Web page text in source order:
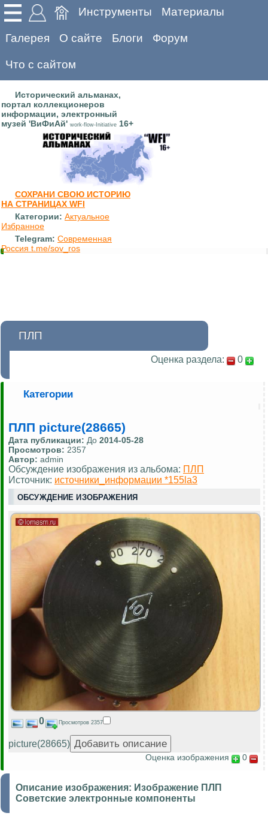
Инструменты Материалы
Галерея О сайте Блоги Форум
Что с сайтом
Исторический альманах,
портал коллекционеров
информации, электронный
музей 'ВиФиАй' work-flow-Initiative 16+
СОХРАНИ СВОЮ ИСТОРИЮ
НА СТРАНИЦАХ WFI
Категории: Актуальное
Избранное
Telegram: Современная
Россия t.me/sov_ros
ПЛП
Оценка раздела: 0
Категории
ПЛП picture(28665)
Дата публикации: До 2014-05-28
Просмотров: 2357
Автор: admin
Обсуждение изображения из альбома: ПЛП
Источник: источники_информации *155la3
ОБСУЖДЕНИЕ ИЗОБРАЖЕНИЯ
0 Просмотров 2357
picture(28665)
Оценка изображения 0
Описание изображения: Изображение ПЛП
Советские электронные компоненты